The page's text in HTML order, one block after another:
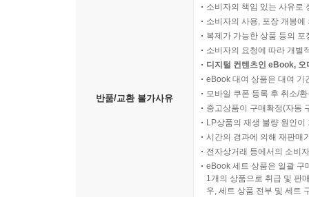
반품/교환 불가사유
소비자의 책임 있는 사유로
소비자의 사용, 포장 개봉
복제가 가능한 상품 등의
소비자의 요청에 따라 개별
디지털 컨텐츠인 eBook,
eBook 대여 상품은 대여 기
모바일 쿠폰 등록 후 취소/
중고상품이 구매확정(자동
LP상품의 재생 불량 원인
시간의 경과에 의해 재판매
전자상거래 등에서의 소비
eBook 세트 상품은 일괄 구
1개의 상품으로 취급 및 판
우, 세트 상품 전부 및 세트